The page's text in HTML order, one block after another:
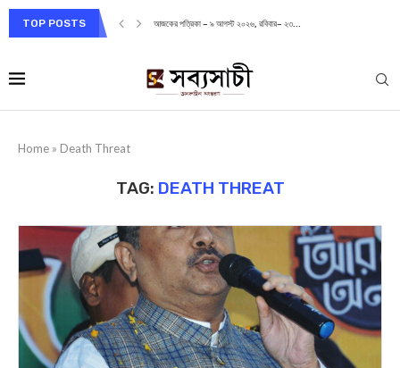
TOP POSTS আজকের পত্রিকা – ৯ আগস্ট ২০২৬, রবিবার– ২৩...
Home » Death Threat
TAG: DEATH THREAT